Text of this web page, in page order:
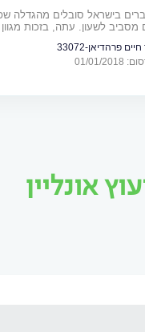
בישראל סובלים מהגדלה
מסביב לשעון. עתה, בזכות מגוון
פרהדיאן-33072
2018
אונליין